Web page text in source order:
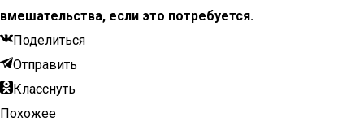
вмешательства, если это потребуется.
Поделиться
Отправить
Класснуть
Похожее